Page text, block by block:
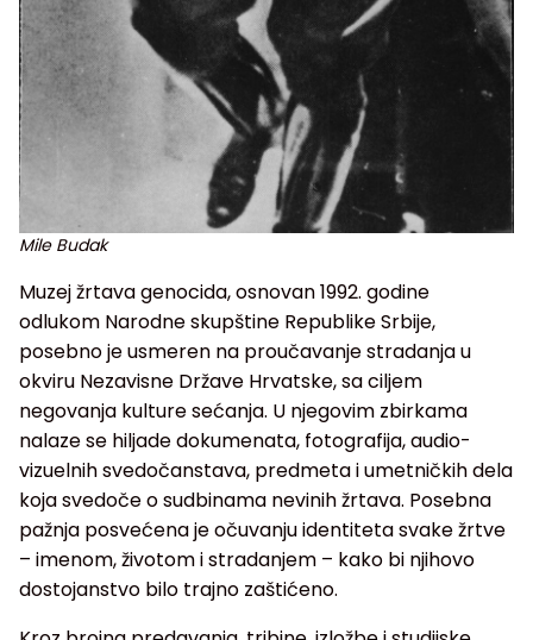
Mile Budak
Muzej žrtava genocida, osnovan 1992. godine
odlukom Narodne skupštine Republike Srbije,
posebno je usmeren na proučavanje stradanja u
okviru Nezavisne Države Hrvatske, sa ciljem
negovanja kulture sećanja. U njegovim zbirkama
nalaze se hiljade dokumenata, fotografija, audio-
vizuelnih svedočanstava, predmeta i umetničkih dela
koja svedoče o sudbinama nevinih žrtava. Posebna
pažnja posvećena je očuvanju identiteta svake žrtve
– imenom, životom i stradanjem – kako bi njihovo
dostojanstvo bilo trajno zaštićeno.